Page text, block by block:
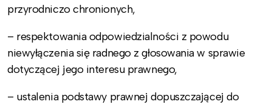
przyrodniczo chronionych,
– respektowania odpowiedzialności z powodu
niewyłączenia się radnego z głosowania w sprawie
dotyczącej jego interesu prawnego,
– ustalenia podstawy prawnej dopuszczającej do